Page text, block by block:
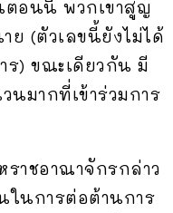
อนนี้ พวกเขาสูญ
ย (ตัวเลขนี้ยังไม่ได้
ร) ขณะเดียวกัน มี
มากที่เข้าร่วมการ
าชอาณาจักรกล่าว
ในการต่อต้านการ